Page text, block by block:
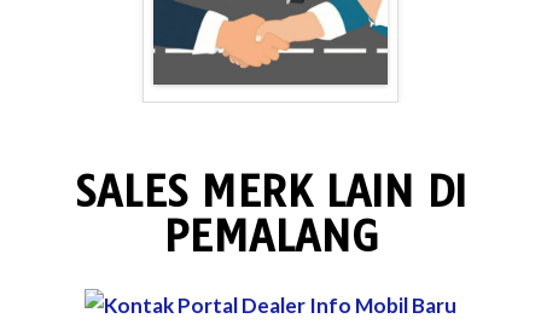
SALES MERK LAIN DI
PEMALANG